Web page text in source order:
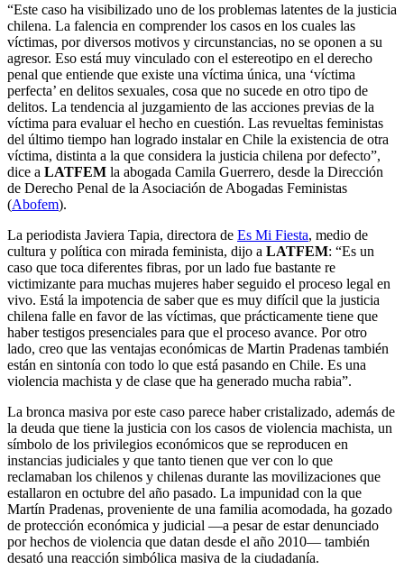
“Este caso ha visibilizado uno de los problemas latentes de la justicia
chilena. La falencia en comprender los casos en los cuales las
víctimas, por diversos motivos y circunstancias, no se oponen a su
agresor. Eso está muy vinculado con el estereotipo en el derecho
penal que entiende que existe una víctima única, una ‘víctima
perfecta’ en delitos sexuales, cosa que no sucede en otro tipo de
delitos. La tendencia al juzgamiento de las acciones previas de la
víctima para evaluar el hecho en cuestión. Las revueltas feministas
del último tiempo han logrado instalar en Chile la existencia de otra
víctima, distinta a la que considera la justicia chilena por defecto”,
dice a LATFEM la abogada Camila Guerrero, desde la Dirección
de Derecho Penal de la Asociación de Abogadas Feministas
(Abofem).
La periodista Javiera Tapia, directora de Es Mi Fiesta, medio de
cultura y política con mirada feminista, dijo a LATFEM: “Es un
caso que toca diferentes fibras, por un lado fue bastante re
victimizante para muchas mujeres haber seguido el proceso legal en
vivo. Está la impotencia de saber que es muy difícil que la justicia
chilena falle en favor de las víctimas, que prácticamente tiene que
haber testigos presenciales para que el proceso avance. Por otro
lado, creo que las ventajas económicas de Martin Pradenas también
están en sintonía con todo lo que está pasando en Chile. Es una
violencia machista y de clase que ha generado mucha rabia”.
La bronca masiva por este caso parece haber cristalizado, además de
la deuda que tiene la justicia con los casos de violencia machista, un
símbolo de los privilegios económicos que se reproducen en
instancias judiciales y que tanto tienen que ver con lo que
reclamaban los chilenos y chilenas durante las movilizaciones que
estallaron en octubre del año pasado. La impunidad con la que
Martín Pradenas, proveniente de una familia acomodada, ha gozado
de protección económica y judicial —a pesar de estar denunciado
por hechos de violencia que datan desde el año 2010— también
desató una reacción simbólica masiva de la ciudadanía.